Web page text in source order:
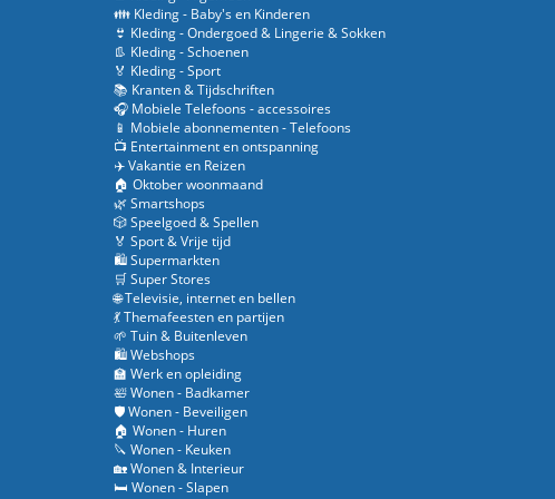
👪 Kleding - Baby's en Kinderen
👙 Kleding - Ondergoed & Lingerie & Sokken
👢 Kleding - Schoenen
🏅 Kleding - Sport
📚 Kranten & Tijdschriften
🎧 Mobiele Telefoons - accessoires
📱 Mobiele abonnementen - Telefoons
📺 Entertainment en ontspanning
✈️ Vakantie en Reizen
🏠 Oktober woonmaand
🌿 Smartshops
🎲 Speelgoed & Spellen
🏅 Sport & Vrije tijd
🛍️ Supermarkten
🛒 Super Stores
🌐 Televisie, internet en bellen
💃 Themafeesten en partijen
🌱 Tuin & Buitenleven
🛍️ Webshops
🏫 Werk en opleiding
🛀 Wonen - Badkamer
🛡️ Wonen - Beveiligen
🏠 Wonen - Huren
🔪 Wonen - Keuken
🏡 Wonen & Interieur
🛏️ Wonen - Slapen